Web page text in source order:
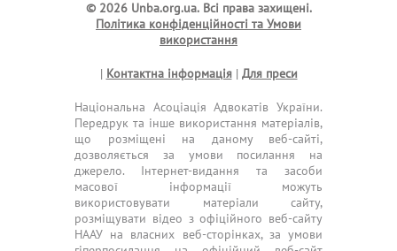
© 2026 Unba.org.ua. Всі права захищені.
Політика конфіденційності та Умови
використання
| Контактна інформація| Для преси
Національна Асоціація Адвокатів України.
Передрук та інше використання матеріалів,
що розміщені на даному веб-сайті,
дозволяється за умови посилання на
джерело. Інтернет-видання та засоби
масової інформації можуть
використовувати матеріали сайту,
розміщувати відео з офіційного веб-сайту
НААУ на власних веб-сторінках, за умови